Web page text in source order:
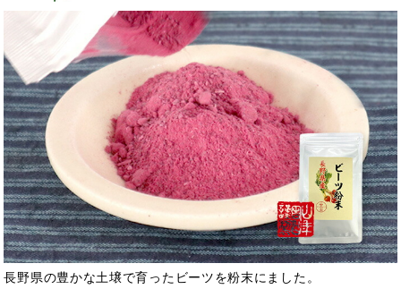
長野県の豊かな土壌で育ったビーツを粉末にました。